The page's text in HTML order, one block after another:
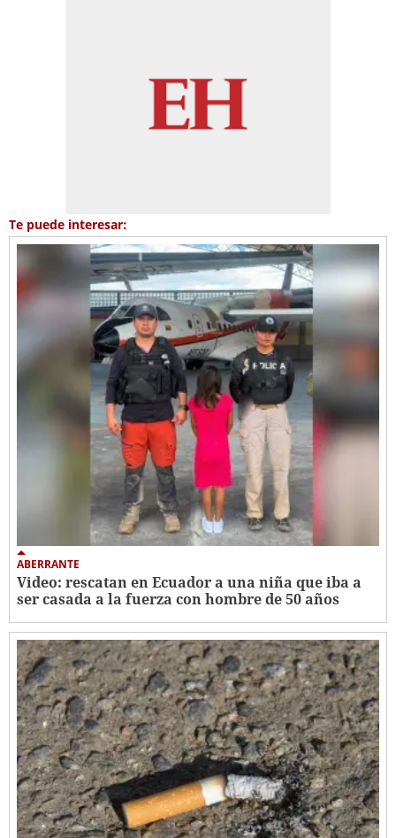
Te puede interesar:
ABERRANTE
Video: rescatan en Ecuador a una niña que iba a
ser casada a la fuerza con hombre de 50 años